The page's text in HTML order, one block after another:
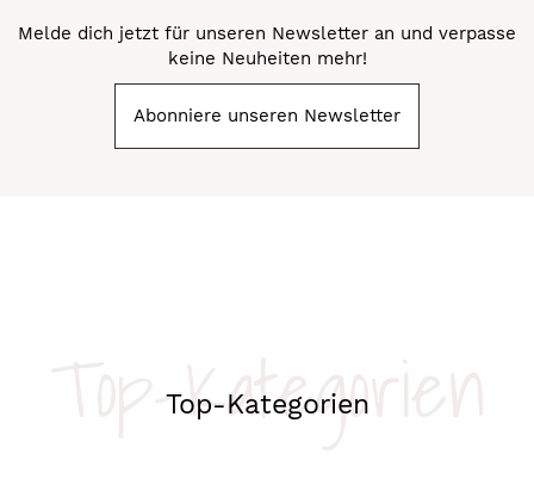
Melde dich jetzt für unseren Newsletter an und verpasse
keine Neuheiten mehr!
Abonniere unseren Newsletter
Top-Kategorien
Top-Kategorien